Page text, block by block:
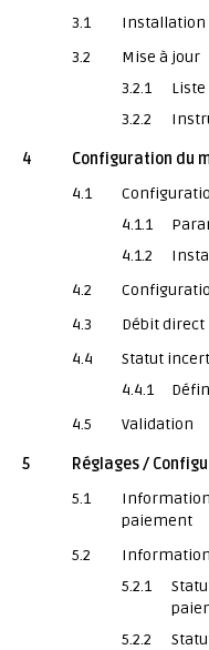
3.1
Installation
3.2
Mise à jour
3.2.1
3.2.2
4
Configuration du
4.1
4.1.1
4.1.2
4.2
4.3
Débit direct
4.4
Statut
4.4.1
4.5
Validation
5
Réglages /
5.1
paiement
5.2
5.2.1
5.2.2